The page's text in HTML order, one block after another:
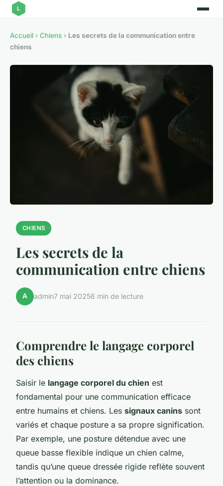
Accueil › Chiens › Les secrets de la communication entre
chiens
CHIENS
Les secrets de la
communication entre chiens
A admin7 mai 20256 min de lecture
Comprendre le langage corporel
des chiens
Saisir le langage corporel du chien est
fondamental pour une communication efficace
entre humains et chiens. Les signaux canins sont
variés et chaque posture a sa propre signification.
Par exemple, une posture détendue avec une
queue basse flexible indique un chien calme,
tandis qu’une queue dressée rigide reflète souvent
l’attention ou la dominance.